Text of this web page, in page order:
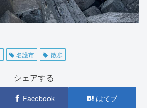
名護市 散歩
シェアする
Facebook はてブ